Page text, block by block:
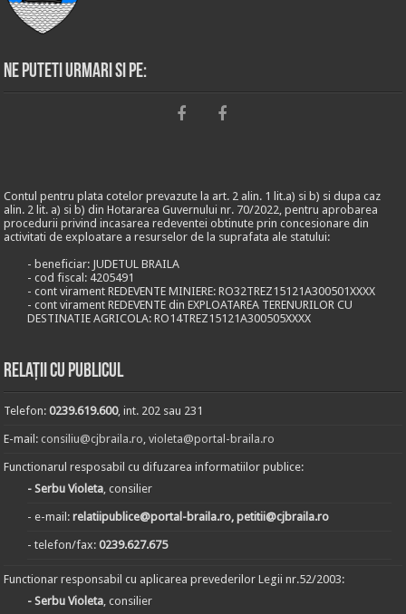
Ne puteti urmari si pe:
Contul pentru plata cotelor prevazute la art. 2 alin. 1 lit.a) si b) si dupa caz
alin. 2 lit. a) si b) din Hotararea Guvernului nr. 70/2022, pentru aprobarea
procedurii privind incasarea redeventei obtinute prin concesionare din
activitati de exploatare a resurselor de la suprafata ale statului:
- beneficiar: JUDETUL BRAILA
- cod fiscal: 4205491
- cont virament REDEVENTE MINIERE: RO32TREZ15121A300501XXXX
- cont virament REDEVENTE din EXPLOATAREA TERENURILOR CU
DESTINATIE AGRICOLA: RO14TREZ15121A300505XXXX
Relații cu publicul
Telefon:0239.619.600, int. 202 sau 231
E-mail:consiliu@cjbraila.ro ,violeta@portal-braila.ro
Functionarul resposabil cu difuzarea informatiilor publice:
- Serbu Violeta , consilier
- e-mail:relatiipublice@portal-braila.ro, petitii@cjbraila.ro
- telefon/fax:0239.627.675
Functionar responsabil cu aplicarea prevederilor Legii nr.52/2003:
- Serbu Violeta , consilier